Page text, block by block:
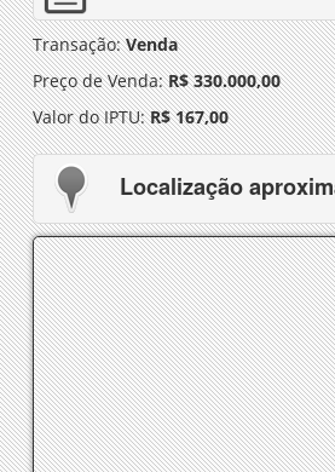
Transação:Venda
Preço de Venda:R$ 330.000,00
Valor do IPTU:R$ 167,00
Localização